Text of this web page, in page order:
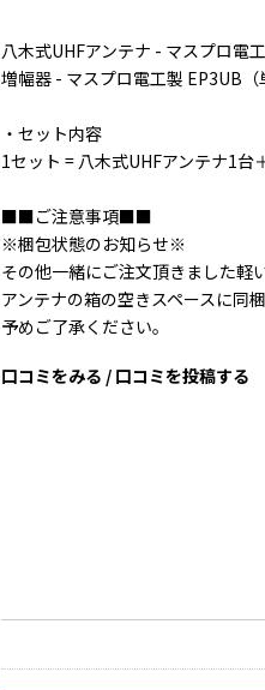
八木式UHFアンテナ - マスプロ電
増幅器 - マスプロ電工製 EP3UB（
・セット内容
1セット = 八木式UHFアンテナ1台
■■ご注意事項■■
※梱包状態のお知らせ※
その他一緒にご注文頂きました軽
アンテナの箱の空きスペースに同
予めご了承ください。
口コミをみる / 口コミを投稿する